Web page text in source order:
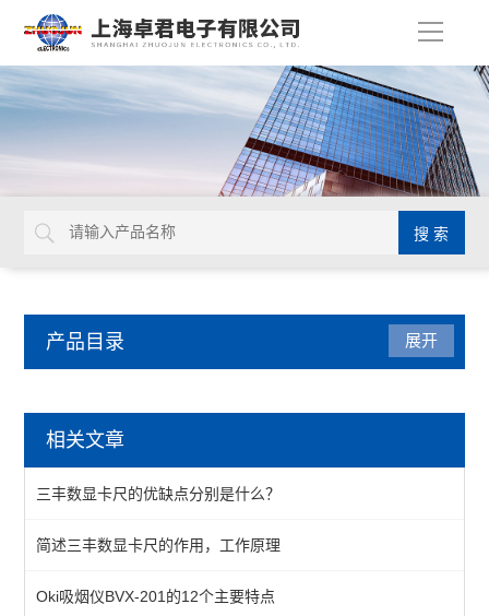
导
产品目录
马尔数显卡尺
带表高度尺
卡尺/千分尺
水平尺
展开
相关文章
三丰数显卡尺的优缺点分别是什么？
简述三丰数显卡尺的作用，工作原理
Oki吸烟仪BVX-201的12个主要特点